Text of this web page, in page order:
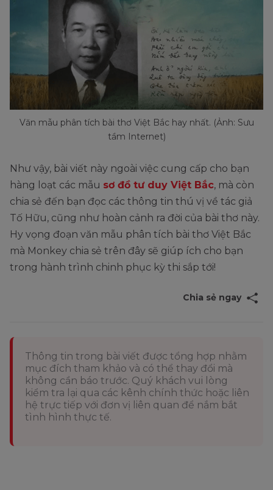
Văn mẫu phân tích bài thơ Việt Bắc hay nhất. (Ảnh: Sưu
tầm Internet)
Như vậy, bài viết này ngoài việc cung cấp cho bạn
hàng loạt các mẫu sơ đồ tư duy Việt Bắc, mà còn
chia sẻ đến bạn đọc các thông tin thú vị về tác giả
Tố Hữu, cũng như hoàn cảnh ra đời của bài thơ này.
Hy vọng đoạn văn mẫu phân tích bài thơ Việt Bắc
mà Monkey chia sẻ trên đây sẽ giúp ích cho bạn
trong hành trình chinh phục kỳ thi sắp tới!
Chia sẻ ngay
Thông tin trong bài viết được tổng hợp nhằm
mục đích tham khảo và có thể thay đổi mà
không cần báo trước. Quý khách vui lòng
kiểm tra lại qua các kênh chính thức hoặc liên
hệ trực tiếp với đơn vị liên quan để nắm bắt
tình hình thực tế.